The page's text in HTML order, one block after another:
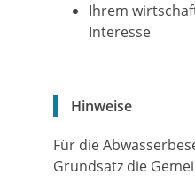
Ihrem
Interesse
Hinweise
Für die
Grundsatz die